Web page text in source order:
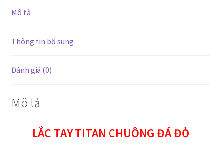
Mô tả
Thông tin bổ sung
Đánh giá (0)
Mô tả
LẮC TAY TITAN CHUÔNG ĐÁ ĐỎ